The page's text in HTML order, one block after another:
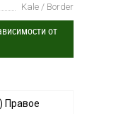
Kale / Border
от
Правое